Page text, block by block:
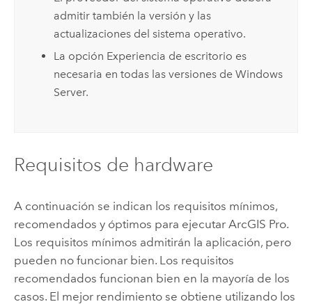
admitir también la versión y las
actualizaciones del sistema operativo.
La opción Experiencia de escritorio es
necesaria en todas las versiones de Windows
Server.
Requisitos de hardware
A continuación se indican los requisitos mínimos,
recomendados y óptimos para ejecutar ArcGIS Pro.
Los requisitos mínimos admitirán la aplicación, pero
pueden no funcionar bien. Los requisitos
recomendados funcionan bien en la mayoría de los
casos. El mejor rendimiento se obtiene utilizando los